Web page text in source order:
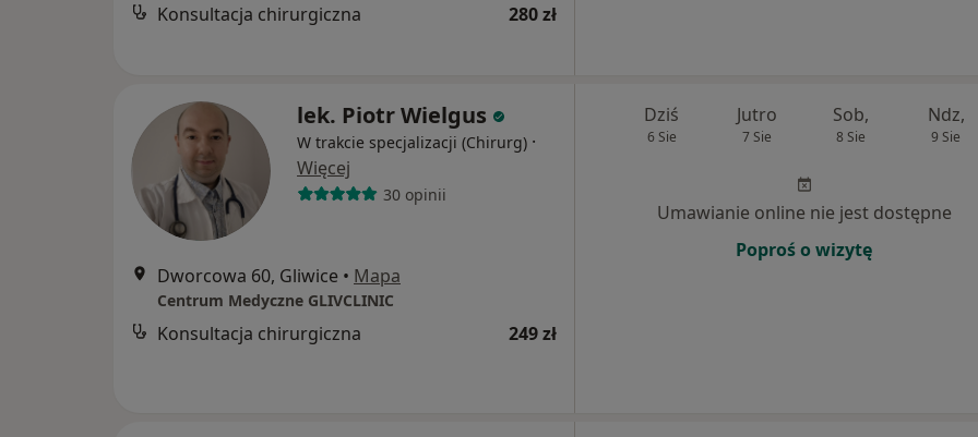
Konsultacja chirurgiczna 280 zł
lek. Piotr Wielgus
W trakcie specjalizacji (Chirurg) ·
Więcej
30 opinii
Dworcowa 60, Gliwice • Mapa
Centrum Medyczne GLIVCLINIC
Konsultacja chirurgiczna 249 zł
Dziś
6 Sie
Jutro
7 Sie
Sob,
8 Sie
Ndz,
9 Sie
Umawianie online nie jest dostępne
Poproś o wizytę